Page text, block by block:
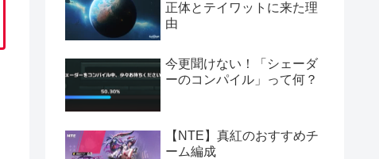
正体とテイワットに来た理
由
今更聞けない！「シェーダ
ーのコンパイル」って何？
【NTE】真紅のおすすめチ
ーム編成